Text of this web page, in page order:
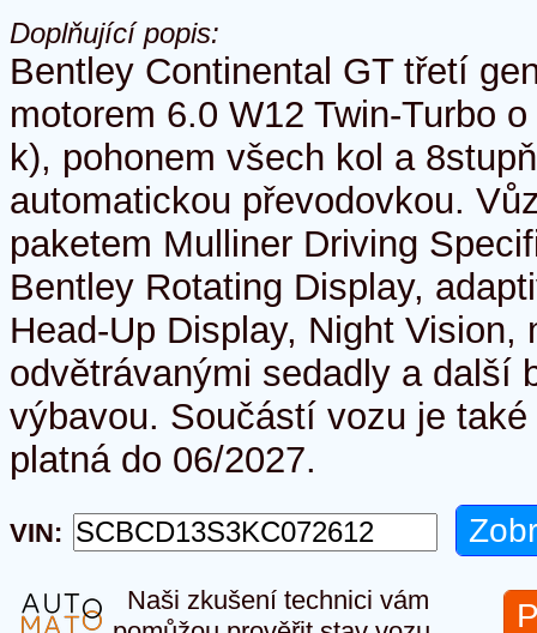
Doplňující popis:
Bentley Continental GT třetí
motorem 6.0 W12 Twin-Turbo
k), pohonem všech kol a
automatickou převodovkou.
paketem Mulliner Driving
Bentley Rotating Display,
Head-Up Display, Night Vision,
odvětrávanými sedadly a další
výbavou. Součástí vozu je
platná do 06/2027.
VIN:
Naši zkušení technici vám